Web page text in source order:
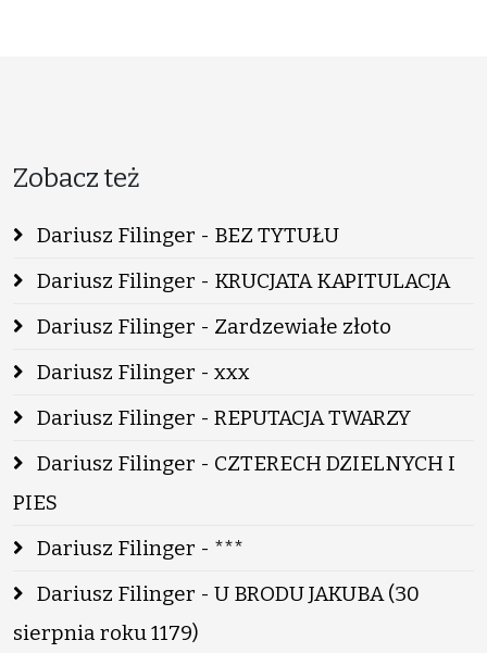
Zobacz też
Dariusz Filinger - BEZ TYTUŁU
Dariusz Filinger - KRUCJATA KAPITULACJA
Dariusz Filinger - Zardzewiałe złoto
Dariusz Filinger - xxx
Dariusz Filinger - REPUTACJA TWARZY
Dariusz Filinger - CZTERECH DZIELNYCH I
PIES
Dariusz Filinger - ***
Dariusz Filinger - U BRODU JAKUBA (30
sierpnia roku 1179)